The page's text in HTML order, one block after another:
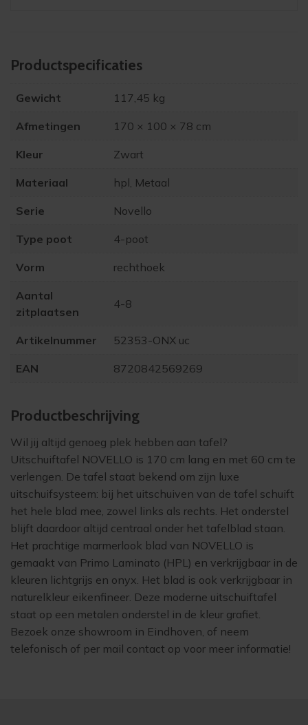
Product­specificaties
Gewicht 117,45 kg
Afmetingen 170 × 100 × 78 cm
Kleur Zwart
Materiaal hpl, Metaal
Serie Novello
Type poot 4-poot
Vorm rechthoek
Aantal
zitplaatsen
4-8
Artikelnummer 52353-ONX uc
EAN 8720842569269
Product­beschrijving
Wil jij altijd genoeg plek hebben aan tafel?
Uitschuiftafel NOVELLO is 170 cm lang en met 60 cm te
verlengen. De tafel staat bekend om zijn luxe
uitschuifsysteem: bij het uitschuiven van de tafel schuift
het hele blad mee, zowel links als rechts. Het onderstel
blijft daardoor altijd centraal onder het tafelblad staan.
Het prachtige marmerlook blad van NOVELLO is
gemaakt van Primo Laminato (HPL) en verkrijgbaar in de
kleuren lichtgrijs en onyx. Het blad is ook verkrijgbaar in
naturelkleur eikenfineer. Deze moderne uitschuiftafel
staat op een metalen onderstel in de kleur grafiet.
Bezoek onze showroom in Eindhoven, of neem
telefonisch of per mail contact op voor meer informatie!